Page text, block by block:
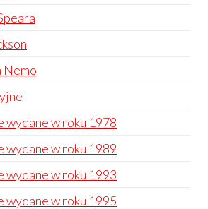
Nemo
wydane w roku 1978
wydane w roku 1989
wydane w roku 1993
wydane w roku 1995